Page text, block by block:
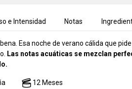
e Intensidad Notas
Esa noche de verano cálida que
Las notas acuáticas se mezclan
12 Meses